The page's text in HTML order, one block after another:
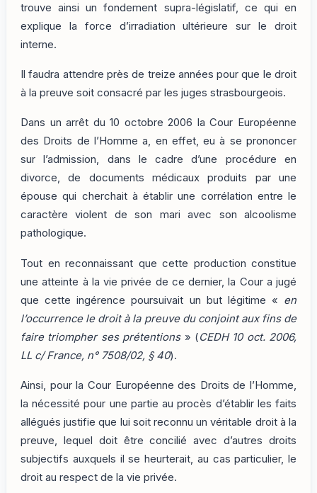
trouve ainsi un fondement supra-législatif, ce qui en
explique la force d’irradiation ultérieure sur le droit
interne.
Il faudra attendre près de treize années pour que le droit
à la preuve soit consacré par les juges strasbourgeois.
Dans un arrêt du 10 octobre 2006 la Cour Européenne
des Droits de l’Homme a, en effet, eu à se prononcer
sur l’admission, dans le cadre d’une procédure en
divorce, de documents médicaux produits par une
épouse qui cherchait à établir une corrélation entre le
caractère violent de son mari avec son alcoolisme
pathologique.
Tout en reconnaissant que cette production constitue
une atteinte à la vie privée de ce dernier, la Cour a jugé
que cette ingérence poursuivait un but légitime « en
l’occurrence le droit à la preuve du conjoint aux fins de
faire triompher ses prétentions» (CEDH 10 oct. 2006,
LL c/ France, n° 7508/02, § 40).
Ainsi, pour la Cour Européenne des Droits de l’Homme,
la nécessité pour une partie au procès d’établir les faits
allégués justifie que lui soit reconnu un véritable droit à la
preuve, lequel doit être concilié avec d’autres droits
subjectifs auxquels il se heurterait, au cas particulier, le
droit au respect de la vie privée.